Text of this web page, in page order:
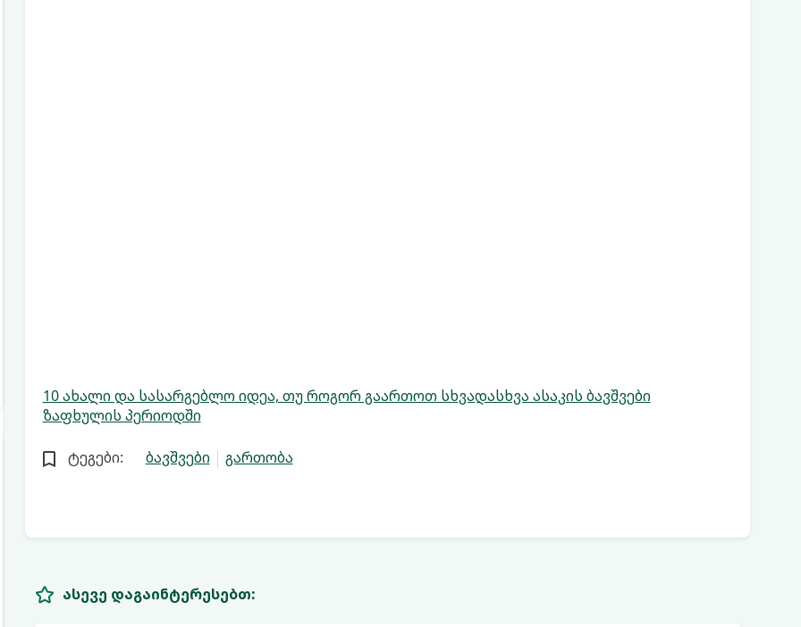
10 ახალი და სასარგებლო იდეა, თუ როგორ გაართოთ სხვადასხვა ასაკის ბავშვები
ზაფხულის პერიოდში
ტეგები: ბავშვები გართობა
ასევე დაგაინტერესებთ: